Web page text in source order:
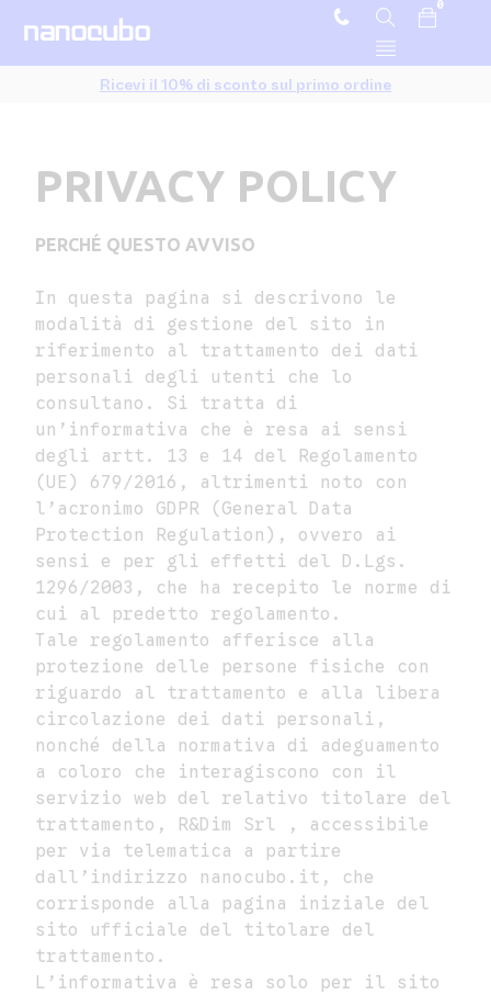
0
Ricevi il 10% di sconto sul primo ordine
PRIVACY POLICY
PERCHÉ QUESTO AVVISO
In questa pagina si descrivono le
modalità di gestione del sito in
riferimento al trattamento dei dati
personali degli utenti che lo
consultano. Si tratta di
un’informativa che è resa ai sensi
degli artt. 13 e 14 del Regolamento
(UE) 679/2016, altrimenti noto con
l’acronimo GDPR (General Data
Protection Regulation), ovvero ai
sensi e per gli effetti del D.Lgs.
1296/2003, che ha recepito le norme di
cui al predetto regolamento.
Tale regolamento afferisce alla
protezione delle persone fisiche con
riguardo al trattamento e alla libera
circolazione dei dati personali,
nonché della normativa di adeguamento
a coloro che interagiscono con il
servizio web del relativo titolare del
trattamento, R&Dim Srl , accessibile
per via telematica a partire
dall’indirizzo nanocubo.it, che
corrisponde alla pagina iniziale del
sito ufficiale del titolare del
trattamento.
L’informativa è resa solo per il sito